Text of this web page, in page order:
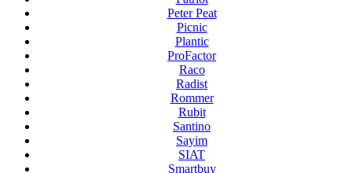
Peter Peat
Picnic
Plantic
ProFactor
Raco
Radist
Rommer
Rubit
Santino
Sayim
SIAT
Smartbuy